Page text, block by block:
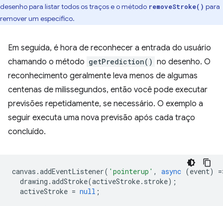
desenho para listar todos os traços e o método removeStroke() para
remover um específico.
Em seguida, é hora de reconhecer a entrada do usuário
chamando o método getPrediction() no desenho. O
reconhecimento geralmente leva menos de algumas
centenas de milissegundos, então você pode executar
previsões repetidamente, se necessário. O exemplo a
seguir executa uma nova previsão após cada traço
concluído.
canvas .addEventListener( 'pointerup' , async (event) =
drawing .addStroke(activeStroke. stroke);
activeStroke = null ;